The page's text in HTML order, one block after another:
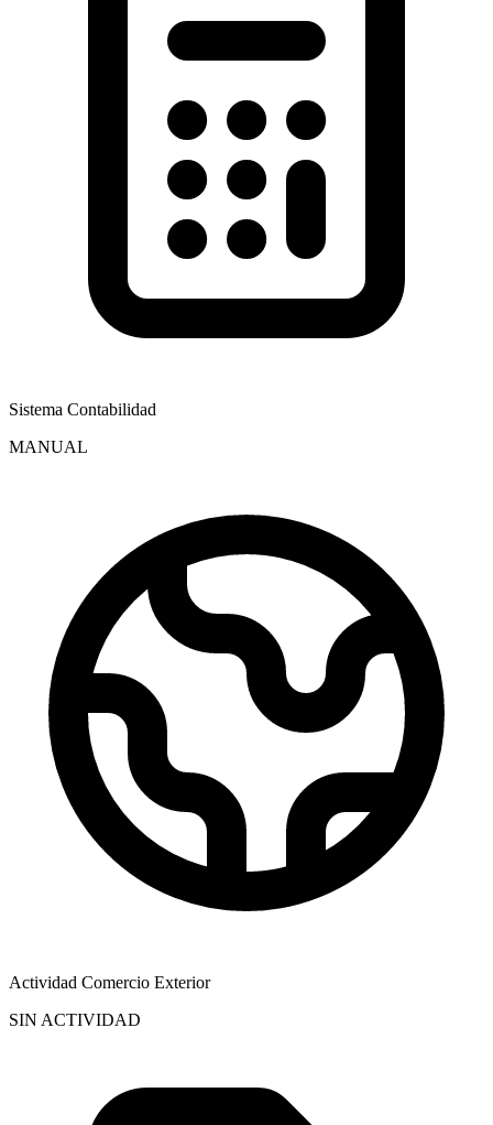
Sistema Contabilidad
MANUAL
Actividad Comercio Exterior
SIN ACTIVIDAD